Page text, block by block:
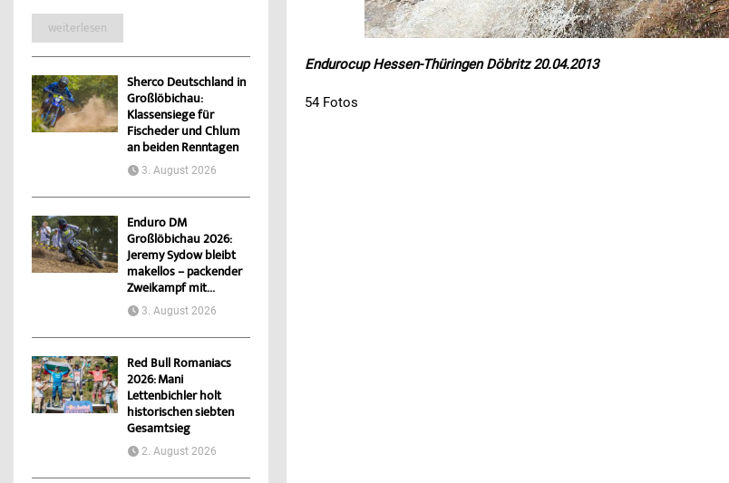
Endurocup Hessen-Thüringen Döbritz 20.04.2013
54 Fotos
weiterlesen
Sherco Deutschland in
Großlöbichau:
Klassensiege für
Fischeder und Chlum
an beiden Renntagen
3. August 2026
Enduro DM
Großlöbichau 2026:
Jeremy Sydow bleibt
makellos – packender
Zweikampf mit...
3. August 2026
Red Bull Romaniacs
2026: Mani
Lettenbichler holt
historischen siebten
Gesamtsieg
2. August 2026